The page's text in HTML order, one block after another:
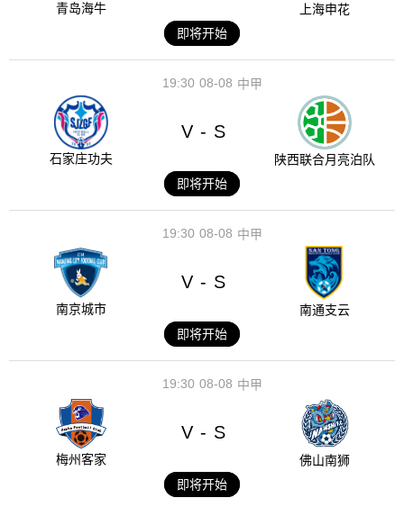
青岛海牛
上海申花
即将开始
08-08
19:30 中甲
石家庄功夫
V - S
陕西联合月亮泊队
即将开始
08-08
19:30 中甲
南京城市
V - S
南通支云
即将开始
08-08
19:30 中甲
梅州客家
V - S
佛山南狮
即将开始